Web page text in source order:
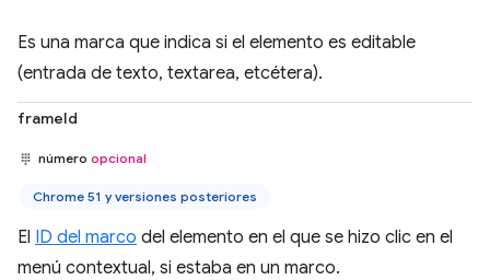
Es una marca que indica si el elemento es editable
(entrada de texto, textarea, etcétera).
frameId
número opcional
Chrome 51 y versiones posteriores
El ID del marco del elemento en el que se hizo clic en el
menú contextual, si estaba en un marco.